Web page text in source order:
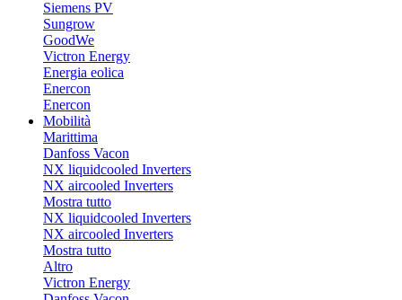
Siemens PV
Sungrow
GoodWe
Victron Energy
Energia eolica
Enercon
Enercon
Mobilità
Marittima
Danfoss Vacon
NX liquidcooled Inverters
NX aircooled Inverters
Mostra tutto
NX liquidcooled Inverters
NX aircooled Inverters
Mostra tutto
Altro
Victron Energy